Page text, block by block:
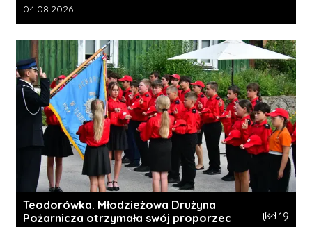
Data dodania galerii:
04.08.2026
Teodorówka. Młodzieżowa Drużyna
Pożarnicza otrzymała swój proporzec
Liczba
19